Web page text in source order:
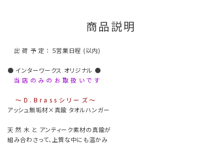
商品説明
出 荷 予 定 ： ５営業日程 (以内)
● インターワークス オリジナル ●
当 店 の み の お 取 扱 い で す
〜 D . B r a s s シ リ ー ズ 〜
アッシュ無垢材×真鍮 タオルハンガー
天 然 木 と アンティーク素材の真鍮が
組み合わさって、上質な中にも温かみ